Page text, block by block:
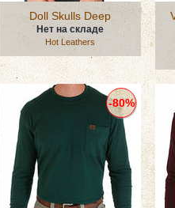
Doll Skulls Deep
Нет на складе
Hot Leathers
-80%